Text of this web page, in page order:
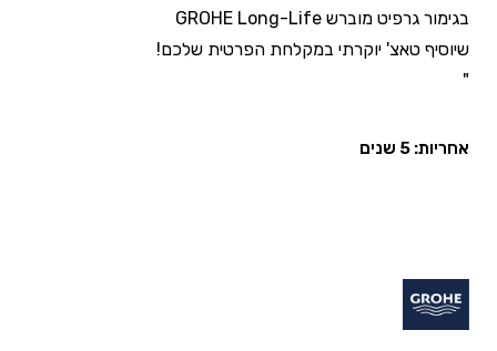
בגימור גרפיט מוברש GROHE Long-Life
שיוסיף טאצ' יוקרתי במקלחת הפרטית שלכם!
"
אחריות: 5 שנים